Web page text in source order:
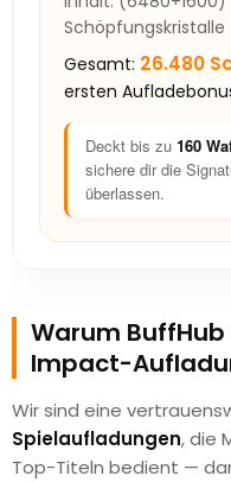
Schöpfungskristalle
Gesamt: 26.480
ersten
Deckt bis zu 160
sichere dir die
überlassen.
Warum
Impact-
Wir sind eine
Spielaufladungen, die
Top-Titeln bedient —